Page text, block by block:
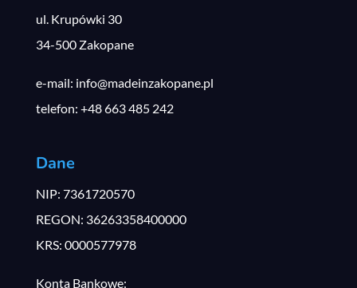
ul. Krupówki 30
34-500 Zakopane
e-mail: info@madeinzakopane.pl
telefon: +48 663 485 242
Dane
NIP: 7361720570
REGON: 36263358400000
KRS: 0000577978
Konta Bankowe: